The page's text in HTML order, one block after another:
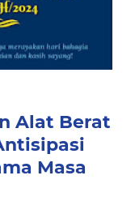
Alat Berat
Masa